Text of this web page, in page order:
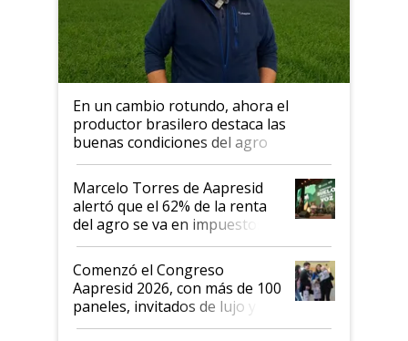
En un cambio rotundo, ahora el
productor brasilero destaca las
buenas condiciones del agro
argentino para invertir: "Los veo
más motivados"
Marcelo Torres de Aapresid
alertó que el 62% de la renta
del agro se va en impuestos:
"No es bueno que en
Argentina se sigan discutiendo
las mismas cosas de hace 50
años"
Comenzó el Congreso
Aapresid 2026, con más de 100
paneles, invitados de lujo y
todas las tendencias